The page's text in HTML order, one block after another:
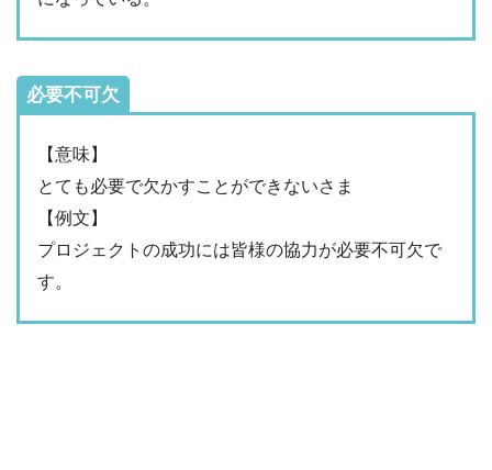
必要不可欠
【意味】
とても必要で欠かすことができないさま
【例文】
プロジェクトの成功には皆様の協力が必要不可欠で
す。